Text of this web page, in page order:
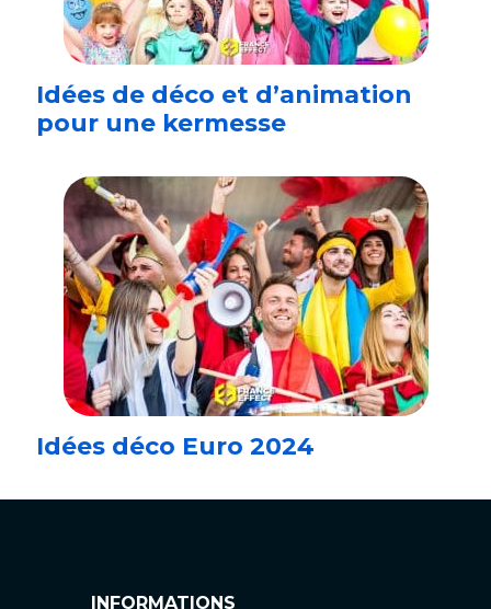
Idées de déco et d’animation
pour une kermesse
Idées déco Euro 2024
INFORMATIONS